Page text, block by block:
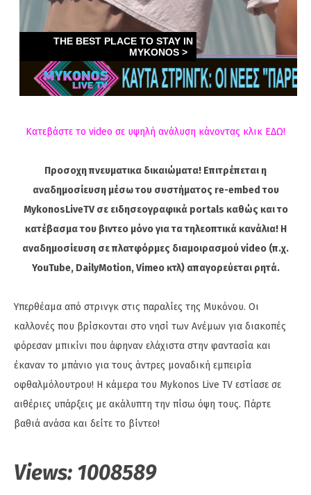
Κατεβάστε το video σε υψηλή ανάλυση κάνοντας κλικ ΕΔΩ!
Προσοχη πνευματικα δικαιώματα! Επιτρέπεται η
αναδημοσίευση μέσω του συστήματος re-embed του
MykonosLiveTV σε ειδησεογραφικά portals καθώς και το
κατέβασμα του βιντεο μόνο για τα τηλεοπτικά κανάλια! Η
αναδημοσίευση σε πλατφόρμες διαμοιρασμού video (π.χ.
YouTube, DailyMotion, Vimeo κτλ) απαγορεύεται ρητά.
Υπερθέαμα από στρινγκ στις παραλίες της Μυκόνου. Οι
καλλονές που βρίσκονται στο νησί των Ανέμων για διακοπές
φόρεσαν μπικίνι που άφηναν ελάχιστα στην φαντασία και
έκαναν το μπάνιο για τους άντρες μοναδική εμπειρία
οφθαλμόλουτρου! Η κάμερα του Mykonos Live TV εστίασε σε
αιθέριες υπάρξεις με ακάλυπτη την πίσω όψη τους. Πάρτε
βαθιά ανάσα και δείτε το βίντεο!
Views: 1008589